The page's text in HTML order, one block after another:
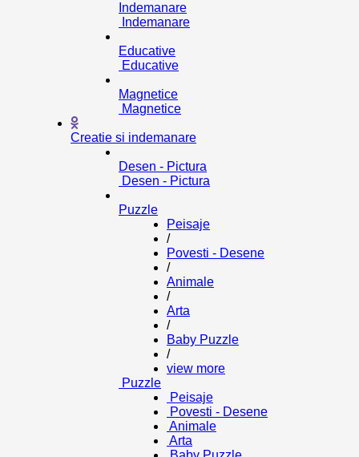
Indemanare
Indemanare
Educative
Educative
Magnetice
Magnetice
Creatie si indemanare
Desen - Pictura
Desen - Pictura
Puzzle
Peisaje
/
Povesti - Desene
/
Animale
/
Arta
/
Baby Puzzle
/
view more
Puzzle
Peisaje
Povesti - Desene
Animale
Arta